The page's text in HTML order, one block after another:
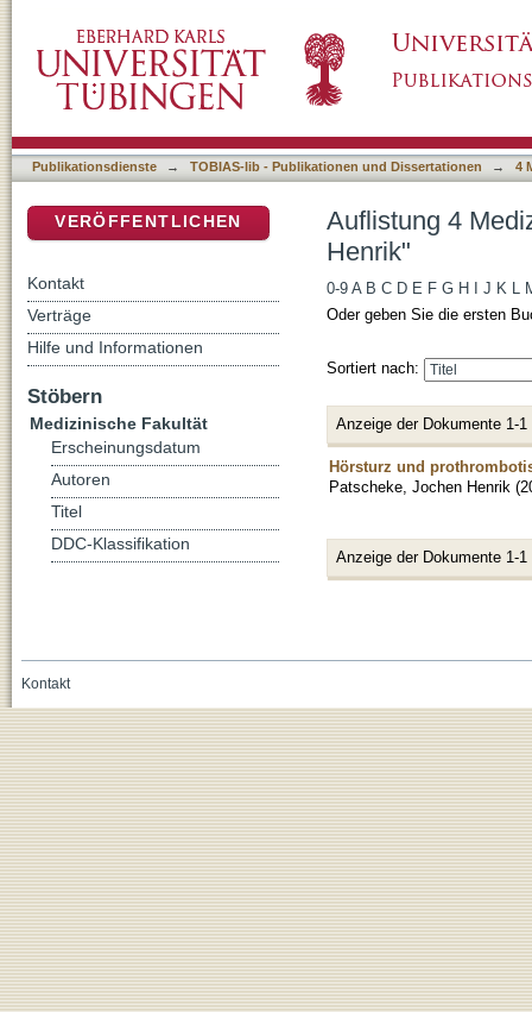
Publikationsdienste → TOBIAS-lib - Publikationen und Dissertationen → 4
Auflistung 4
Henrik"
0-9 A B C D E F G H J K L
Oder geben Sie die ersten
Sortiert nach:
Anzeige der Dokumente 1-1
Hörsturz und
Patscheke, Jochen Henrik (
Anzeige der Dokumente 1-1
VERÖFFENTLICHEN
Kontakt
Verträge
Hilfe und Informationen
Stöbern
Medizinische Fakultät
Erscheinungsdatum
Autoren
Titel
DDC-Klassifikation
Kontakt